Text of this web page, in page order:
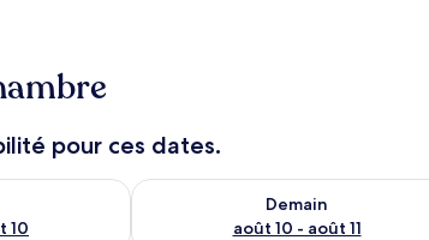
pour ces dates.
10
ce soir août 9 - août 10
Demain
août 10 - août 11
Vérifier la disponibilité pour